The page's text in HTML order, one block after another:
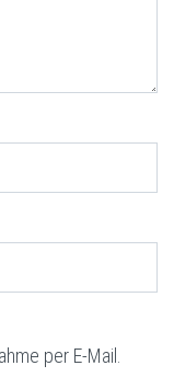
per E-Mail.